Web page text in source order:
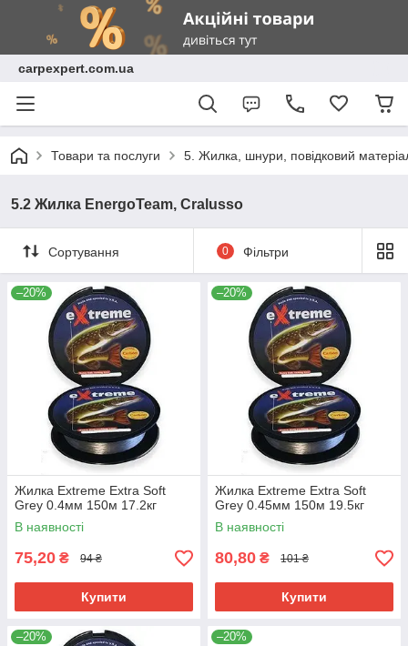
carpexpert.com.ua
Товари та послуги 5. Жилка, шнури, повідковий
5.2 Жилка EnergoTeam, Cralusso
Сортування 0 Фільтри
–20%
Жилка Extreme Extra Soft
Grey 0.4мм 150м 17.2кг
В наявності
75,20 ₴ 94 ₴
Купити
–20%
Жилка Extreme Extra Soft
Grey 0.45мм 150м 19.5кг
В наявності
80,80 ₴ 101 ₴
Купити
–20% –20%